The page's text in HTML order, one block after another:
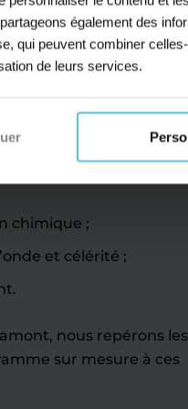
également des
qui peuvent combiner
de leurs services.
bac
les maths, devient une
baccalauréat. Nos
dans le renforcement
chimique ;
et célérité ;
nous repérons les
sur mesure à ces